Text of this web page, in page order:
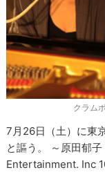
クラム
7月26日（土）に東
と謳う。 ～原田郁
Entertainment. Inc